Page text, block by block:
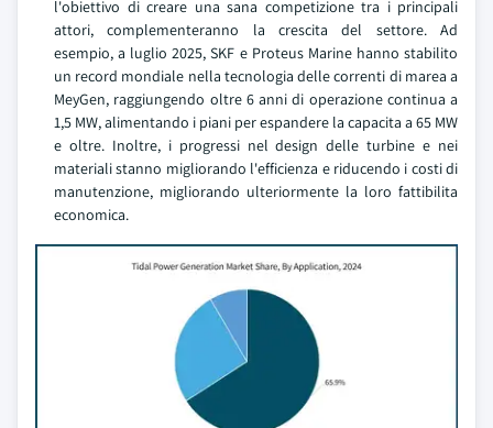
l'obiettivo di creare una sana competizione tra i principali
attori, complementeranno la crescita del settore. Ad
esempio, a luglio 2025, SKF e Proteus Marine hanno stabilito
un record mondiale nella tecnologia delle correnti di marea a
MeyGen, raggiungendo oltre 6 anni di operazione continua a
1,5 MW, alimentando i piani per espandere la capacita a 65 MW
e oltre. Inoltre, i progressi nel design delle turbine e nei
materiali stanno migliorando l'efficienza e riducendo i costi di
manutenzione, migliorando ulteriormente la loro fattibilita
economica.